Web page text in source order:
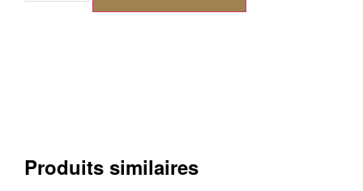
Produits similaires